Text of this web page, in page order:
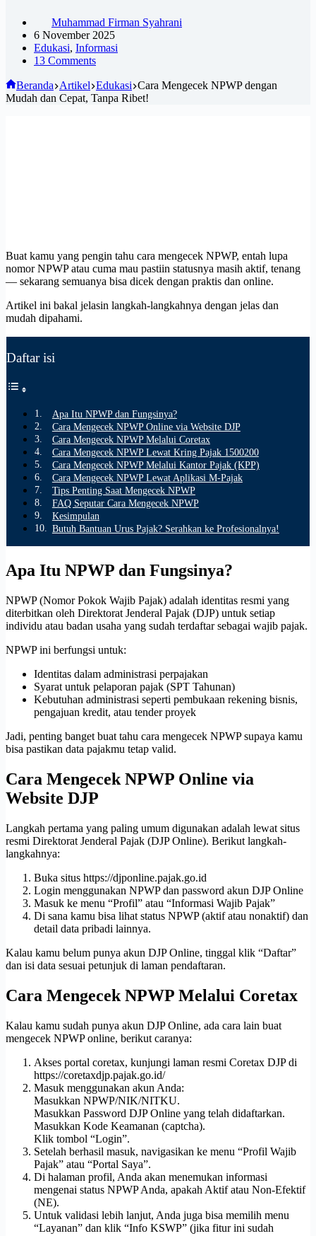
Muhammad Firman Syahrani
6 November 2025
Edukasi, Informasi
13 Comments
Beranda Artikel Edukasi Cara Mengecek NPWP dengan
Mudah dan Cepat, Tanpa Ribet!
Buat kamu yang pengin tahu cara mengecek NPWP, entah lupa
nomor NPWP atau cuma mau pastiin statusnya masih aktif, tenang
— sekarang semuanya bisa dicek dengan praktis dan online.
Artikel ini bakal jelasin langkah-langkahnya dengan jelas dan
mudah dipahami.
Daftar isi
Apa Itu NPWP dan Fungsinya?
Cara Mengecek NPWP Online via Website DJP
Cara Mengecek NPWP Melalui Coretax
Cara Mengecek NPWP Lewat Kring Pajak 1500200
Cara Mengecek NPWP Melalui Kantor Pajak (KPP)
Cara Mengecek NPWP Lewat Aplikasi M-Pajak
Tips Penting Saat Mengecek NPWP
FAQ Seputar Cara Mengecek NPWP
Kesimpulan
Butuh Bantuan Urus Pajak? Serahkan ke Profesionalnya!
Apa Itu NPWP dan Fungsinya?
NPWP (Nomor Pokok Wajib Pajak) adalah identitas resmi yang
diterbitkan oleh Direktorat Jenderal Pajak (DJP) untuk setiap
individu atau badan usaha yang sudah terdaftar sebagai wajib pajak.
NPWP ini berfungsi untuk:
Identitas dalam administrasi perpajakan
Syarat untuk pelaporan pajak (SPT Tahunan)
Kebutuhan administrasi seperti pembukaan rekening bisnis,
pengajuan kredit, atau tender proyek
Jadi, penting banget buat tahu cara mengecek NPWP supaya kamu
bisa pastikan data pajakmu tetap valid.
Cara Mengecek NPWP Online via
Website DJP
Langkah pertama yang paling umum digunakan adalah lewat situs
resmi Direktorat Jenderal Pajak (DJP Online). Berikut langkah-
langkahnya:
Buka situs https://djponline.pajak.go.id
Login menggunakan NPWP dan password akun DJP Online
Masuk ke menu “Profil” atau “Informasi Wajib Pajak”
Di sana kamu bisa lihat status NPWP (aktif atau nonaktif) dan
detail data pribadi lainnya.
Kalau kamu belum punya akun DJP Online, tinggal klik “Daftar”
dan isi data sesuai petunjuk di laman pendaftaran.
Cara Mengecek NPWP Melalui Coretax
Kalau kamu sudah punya akun DJP Online, ada cara lain buat
mengecek NPWP online, berikut caranya:
Akses portal coretax, kunjungi laman resmi Coretax DJP di
https://coretaxdjp.pajak.go.id/
Masuk menggunakan akun Anda:
Masukkan NPWP/NIK/NITKU.
Masukkan Password DJP Online yang telah didaftarkan.
Masukkan Kode Keamanan (captcha).
Klik tombol “Login”.
Setelah berhasil masuk, navigasikan ke menu “Profil Wajib
Pajak” atau “Portal Saya”.
Di halaman profil, Anda akan menemukan informasi
mengenai status NPWP Anda, apakah Aktif atau Non-Efektif
(NE).
Untuk validasi lebih lanjut, Anda juga bisa memilih menu
“Layanan” dan klik “Info KSWP” (jika fitur ini sudah